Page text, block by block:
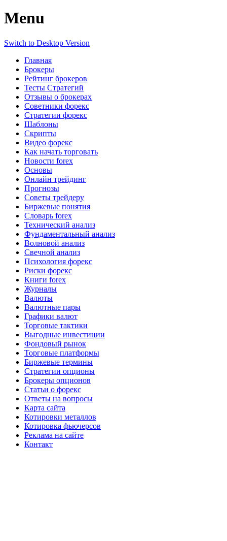
Menu
Switch to Desktop Version
Главная
Брокеры
Рейтинг брокеров
Тесты Стратегий
Отзывы о брокерах
Советники форекс
Стратегии форекс
Шаблоны
Скрипты
Видео форекс
Как начать торговать
Новости forex
Основы
Онлайн трейдинг
Прогнозы
Советы трейдеру
Биржевые понятия
Словарь forex
Технический анализ
Фундаментальный анализ
Волновой анализ
Свечной анализ
Психология форекс
Риски форекс
Книги forex
Журналы
Валюты
Валютные пары
Графики валют
Торговые тактики
Выгодные инвестиции
Фондовый рынок
Торговые платформы
Биржевые термины
Стратегии опционы
Брокеры опционов
Статьи о форекс
Ответы на вопросы
Карта сайта
Котировки металлов
Котировка фьючерсов
Реклама на сайте
Контакт